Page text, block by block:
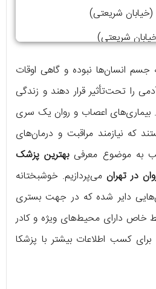
(خیابان شریعتی)
شریعتی)
( میدان ونک)
جسم انسان‌ها نبوده و گاهی اوقات
را تحت‌تأثیر قرار دهند و زندگی
بیماری‌های اعصاب و روان یک سری
که نیازمند مراقبت و درمان‌های
به موضوع معرفیبهترین پزشک
در تهران می‌پردازیم. خوشبختانه
دایر شده که در جهت بستری
خاص دارای محیط‌های ویژه و کادر
کسب اطلاعات بیشتر با پزشکا